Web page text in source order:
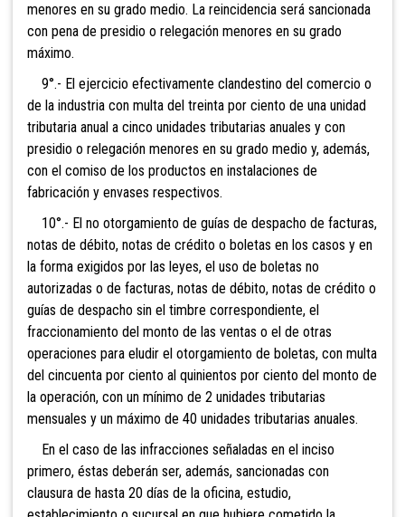
menores en su grado medio. La reincidencia será sancionada
con pena de presidio o relegación menores en su grado
máximo.
9°.- El ejercicio efectivamente clandestino del comercio o
de la industria con multa del treinta por ciento de una unidad
tributaria anual a cinco unidades tributarias anuales y con
presidio o relegación menores en su grado medio y, además,
con el comiso de los productos en instalaciones de
fabricación y envases respectivos.
10°.- El no otorgamiento de guías de despacho de facturas,
notas de débito, notas de crédito o boletas en los casos y en
la forma exigidos por las leyes, el uso de boletas no
autorizadas o de facturas, notas de débito, notas de crédito o
guías de despacho sin el timbre correspondiente, el
fraccionamiento del monto de las ventas o el de otras
operaciones para eludir el otorgamiento de boletas, con multa
del cincuenta por ciento al quinientos por ciento del monto de
la operación, con un mínimo de 2 unidades tributarias
mensuales y un máximo de 40 unidades tributarias anuales.
En el caso de las infracciones señaladas en el inciso
primero, éstas deberán ser, además, sancionadas con
clausura de hasta 20 días de la oficina, estudio,